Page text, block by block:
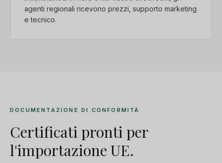
agenti regionali ricevono prezzi, supporto marketing
e tecnico.
DOCUMENTAZIONE DI CONFORMITÀ
Certificati pronti per
l'importazione UE.